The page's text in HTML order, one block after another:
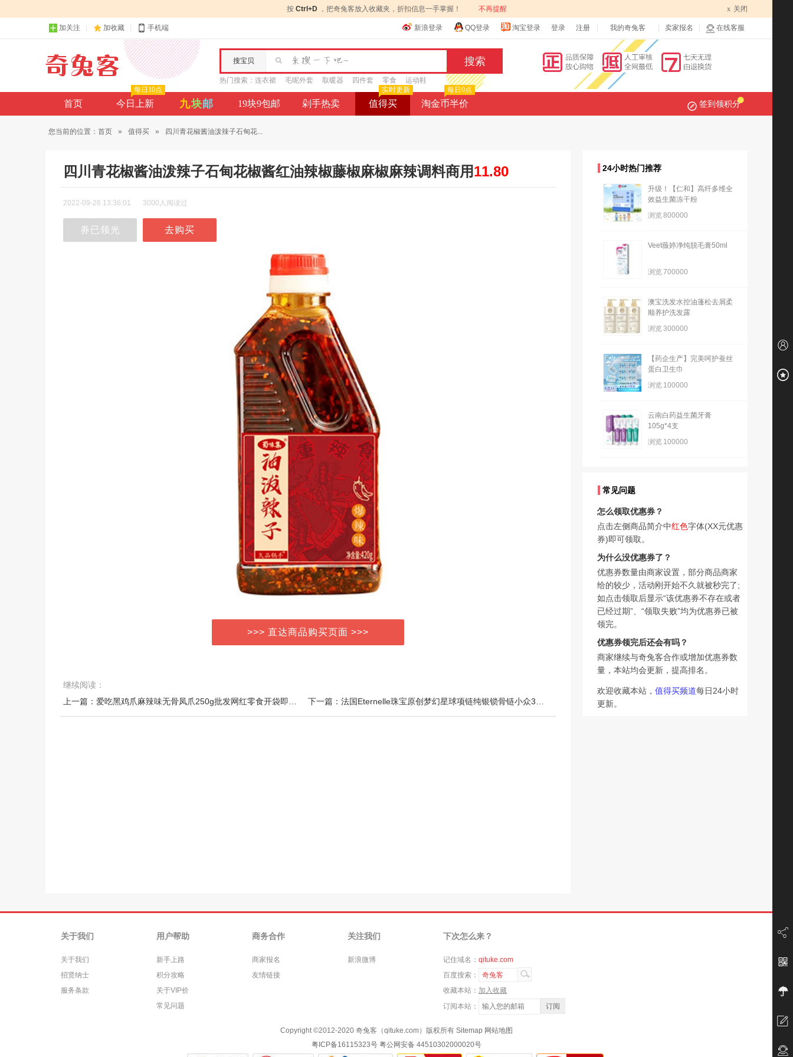
按 Ctrl+D ，把奇兔客放入收藏夹，折扣信息一手掌握！ 不再提醒 x 关闭
加关注 加收藏 手机端 新浪登录 QQ登录 淘宝登录 登录 注册 我的奇兔客 卖家报名 在线客服
搜宝贝
热门搜索： 连衣裙 毛呢外套 取暖器 四件套 零食 运动鞋
首页 今日上新
每日10点
九块邮 19块9包邮 剁手热卖 值得买
实时更新
淘金币半价
每日0点
签到领积分
您当前的位置： 首页 » 值得买 » 四川青花椒酱油泼辣子石甸花...
四川青花椒酱油泼辣子石甸花椒酱红油辣椒藤椒麻椒麻辣调料商用11.80
2022-09-26 13:36:01 3000人阅读过
券已领光 去购买
>>> 直达商品购买页面 >>>
继续阅读：
24小时热门推荐
升级！【仁和】高纤多维全
效益生菌冻干粉
浏览800000
Veet薇婷净纯脱毛膏50ml
浏览700000
澳宝洗发水控油蓬松去屑柔
顺养护洗发露
浏览300000
【药企生产】完美呵护蚕丝
蛋白卫生巾
浏览 100000
云南白药益生菌牙膏
105g*4支
浏览 100000
常见问题
怎么领取优惠券？
点击左侧商品简介中红色字体(XX元优惠
券)即可领取。
为什么没优惠券了？
优惠券数量由商家设置，部分商品商家
给的较少，活动刚开始不久就被秒完了;
如点击领取后显示“该优惠券不存在或者
已经过期”、“领取失败”均为优惠券已被
领完。
优惠券领完后还会有吗？
商家继续与奇兔客合作或增加优惠券数
量，本站均会更新，提高排名。
欢迎收藏本站， 值得买频道每日24小时
更新。
关于我们
关于我们
招贤纳士
服务条款
用户帮助
新手上路
积分攻略
关于VIP价
常见问题
商务合作
商家报名
友情链接
关注我们
新浪微博
下次怎么来？
记住域名： qituke.com
百度搜索：
奇兔客
收藏本站： 加入收藏
订阅本站：
Copyright ©2012-2020 奇兔客（qituke.com）版权所有 Sitemap 网站地图
粤ICP备16115323号 粤公网安备 44510302000020号